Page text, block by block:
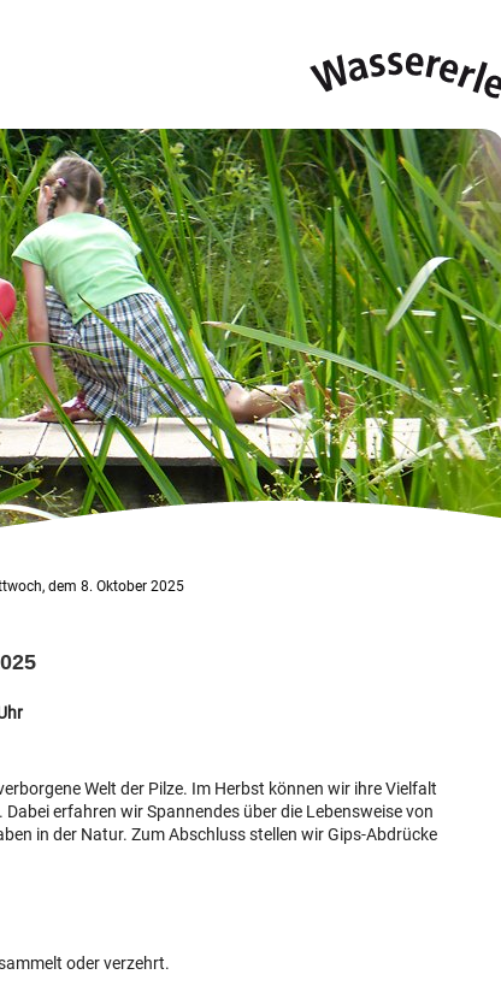
dem 8. Oktober 2025
Welt der Pilze. Im Herbst können wir ihre Vielfalt
erfahren wir Spannendes über die Lebensweise von
in der Natur. Zum Abschluss stellen wir Gips-Abdrücke
oder verzehrt.